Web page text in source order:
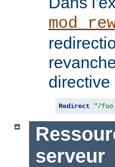
directive
Redirect "/
serveur